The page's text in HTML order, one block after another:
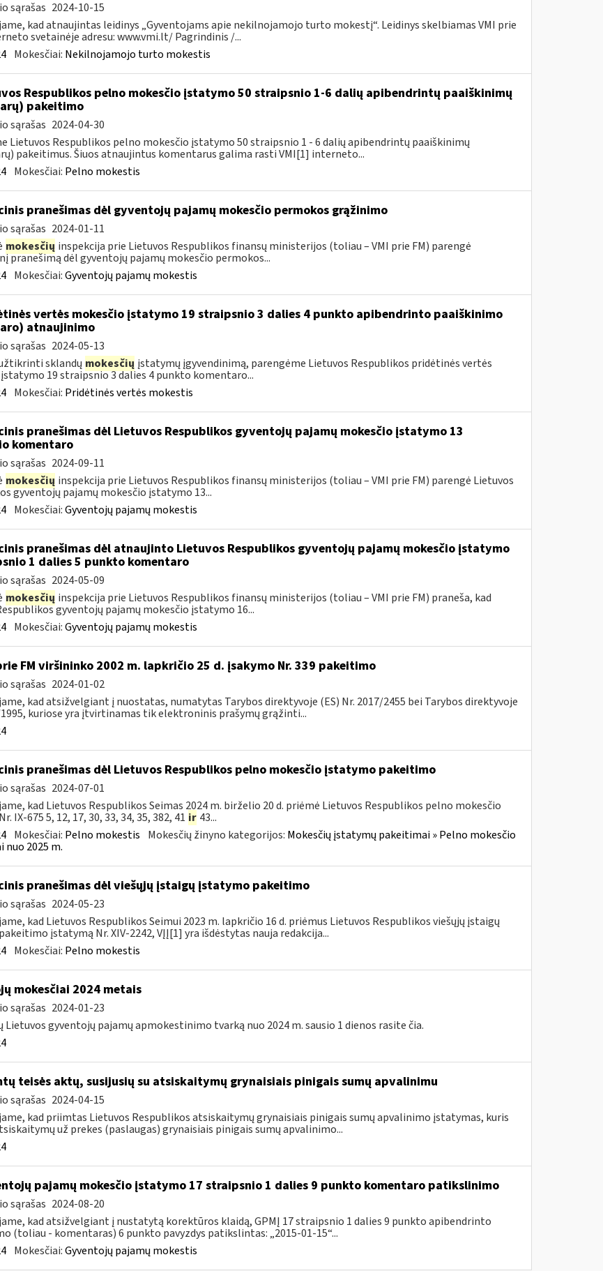
sąrašas 2024-10-15
kad atnaujintas leidinys „Gyventojams apie nekilnojamojo turto mokestį“. Leidinys skelbiamas VMI prie
svetainėje adresu: www.vmi.lt/ Pagrindinis /...
Mokesčiai: Nekilnojamojo turto mokestis
Respublikos pelno mokesčio įstatymo 50 straipsnio 1-6 dalių apibendrintų paaiškinimų
pakeitimo
sąrašas 2024-04-30
Lietuvos Respublikos pelno mokesčio įstatymo 50 straipsnio 1 - 6 dalių apibendrintų paaiškinimų
pakeitimus. Šiuos atnaujintus komentarus galima rasti VMI[1] interneto...
Mokesčiai: Pelno mokestis
pranešimas dėl gyventojų pajamų mokesčio permokos grąžinimo
sąrašas 2024-01-11
mokesčių inspekcija prie Lietuvos Respublikos finansų ministerijos (toliau – VMI prie FM) parengė
pranešimą dėl gyventojų pajamų mokesčio permokos...
Mokesčiai:Gyventojų pajamų mokestis
vertės mokesčio įstatymo 19 straipsnio 3 dalies 4 punkto apibendrinto paaiškinimo
atnaujinimo
sąrašas 2024-05-13
sklandų mokesčių įstatymų įgyvendinimą, parengėme Lietuvos Respublikos pridėtinės vertės
19 straipsnio 3 dalies 4 punkto komentaro...
Mokesčiai: Pridėtinės vertės mokestis
pranešimas dėl Lietuvos Respublikos gyventojų pajamų mokesčio įstatymo 13
komentaro
sąrašas 2024-09-11
mokesčių inspekcija prie Lietuvos Respublikos finansų ministerijos (toliau – VMI prie FM) parengė Lietuvos
gyventojų pajamų mokesčio įstatymo 13...
Mokesčiai:Gyventojų pajamų mokestis
pranešimas dėl atnaujinto Lietuvos Respublikos gyventojų pajamų mokesčio įstatymo
1 dalies 5 punkto komentaro
sąrašas 2024-05-09
mokesčių inspekcija prie Lietuvos Respublikos finansų ministerijos (toliau – VMI prie FM) praneša, kad
gyventojų pajamų mokesčio įstatymo 16...
Mokesčiai:Gyventojų pajamų mokestis
FM viršininko 2002 m. lapkričio 25 d. įsakymo Nr. 339 pakeitimo
sąrašas 2024-01-02
kad atsižvelgiant į nuostatas, numatytas Tarybos direktyvoje (ES) Nr. 2017/2455 bei Tarybos direktyvoje
1995, kuriose yra įtvirtinamas tik elektroninis prašymų grąžinti...
pranešimas dėl Lietuvos Respublikos pelno mokesčio įstatymo pakeitimo
sąrašas 2024-07-01
kad Lietuvos Respublikos Seimas 2024 m. birželio 20 d. priėmė Lietuvos Respublikos pelno mokesčio
IX-675 5, 12, 17, 30, 33, 34, 35, 382, 41 ir 43...
Mokesčiai: Pelno mokestis Mokesčių žinyno kategorijos: Mokesčių įstatymų pakeitimai » Pelno mokesčio
2025 m.
pranešimas dėl viešųjų įstaigų įstatymo pakeitimo
sąrašas 2024-05-23
kad Lietuvos Respublikos Seimui 2023 m. lapkričio 16 d. priėmus Lietuvos Respublikos viešųjų įstaigų
įstatymą Nr. XIV-2242, VĮĮ[1] yra išdėstytas nauja redakcija...
Mokesčiai: Pelno mokestis
mokesčiai 2024 metais
sąrašas 2024-01-23
gyventojų pajamų apmokestinimo tvarką nuo 2024 m. sausio 1 dienos rasite čia.
teisės aktų, susijusių su atsiskaitymų grynaisiais pinigais sumų apvalinimu
sąrašas 2024-04-15
kad priimtas Lietuvos Respublikos atsiskaitymų grynaisiais pinigais sumų apvalinimo įstatymas, kuris
už prekes (paslaugas) grynaisiais pinigais sumų apvalinimo...
pajamų mokesčio įstatymo 17 straipsnio 1 dalies 9 punkto komentaro patikslinimo
sąrašas 2024-08-20
kad atsižvelgiant į nustatytą korektūros klaidą, GPMĮ 17 straipsnio 1 dalies 9 punkto apibendrinto
(toliau - komentaras) 6 punkto pavyzdys patikslintas: „2015-01-15“...
Mokesčiai:Gyventojų pajamų mokestis